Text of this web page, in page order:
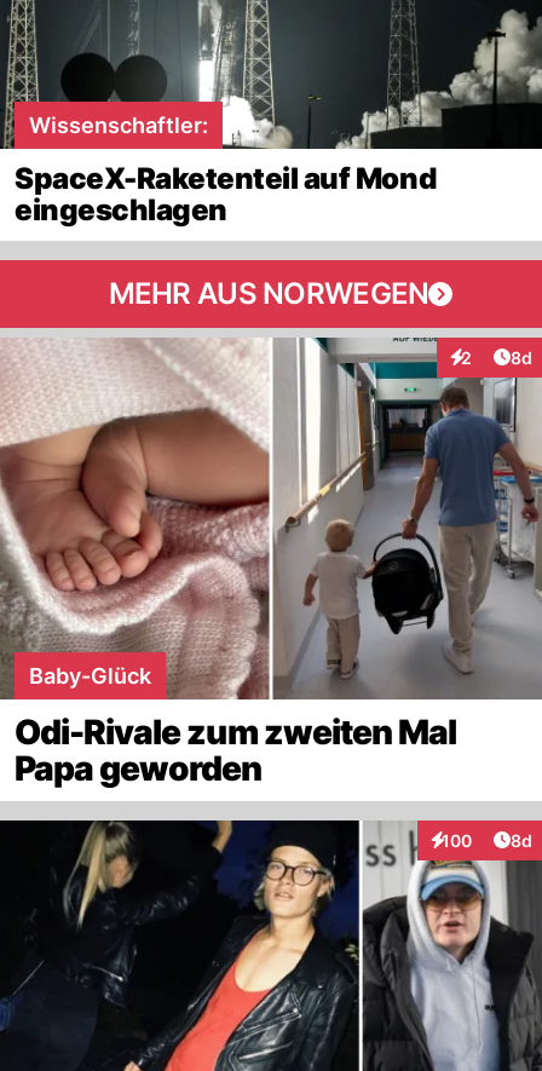
Wissenschaftler:
SpaceX-Raketenteil auf Mond
eingeschlagen
MEHR AUS NORWEGEN
2 8d
Baby-Glück
Odi-Rivale zum zweiten Mal
Papa geworden
100
Interaktionen
8d